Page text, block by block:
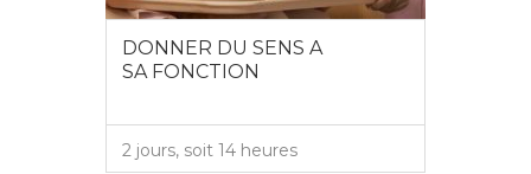
DONNER DU SENS A
SA FONCTION
2 jours, soit 14 heures